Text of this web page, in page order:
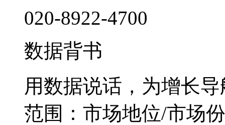
020-8922-4700
数据背书
用数据说话，为增长导
范围：市场地位/市场